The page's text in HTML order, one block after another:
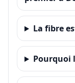
La fibre
Pourquoi